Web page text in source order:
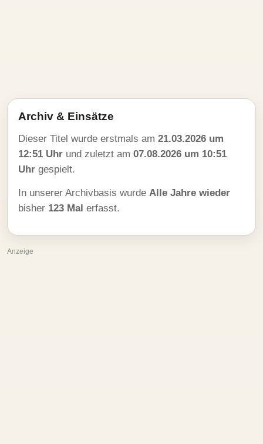
Archiv & Einsätze
Dieser Titel wurde erstmals am 21.03.2026 um
12:51 Uhr und zuletzt am 07.08.2026 um 10:51
Uhr gespielt.
In unserer Archivbasis wurde Alle Jahre wieder
bisher 123 Mal erfasst.
Anzeige